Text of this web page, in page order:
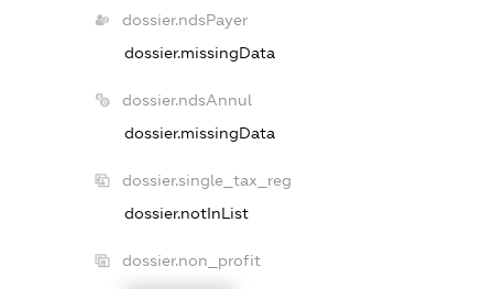
dossier.ndsPayer
dossier.missingData
dossier.ndsAnnul
dossier.missingData
dossier.single_tax_reg
dossier.notInList
dossier.non_profit